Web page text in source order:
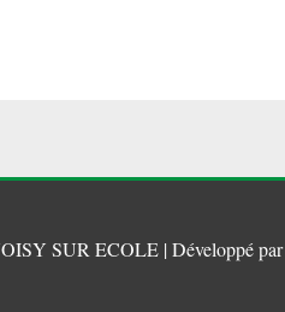
SUR ECOLE | Développé par